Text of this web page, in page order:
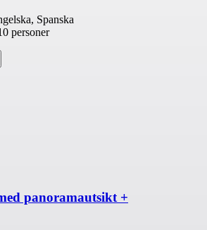
Spanska
personer
panoramautsikt +